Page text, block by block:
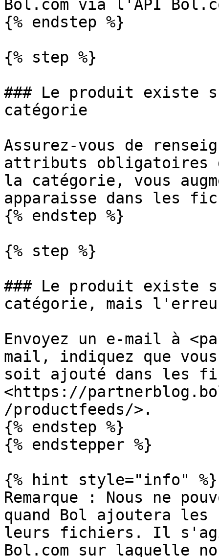
Bol.com via l'API
{% endstep %}
{% step %}
### Le produit existe
catégorie
Assurez-vous de
attributs obligatoires
la catégorie, vous
apparaisse dans les
{% endstep %}
{% step %}
### Le produit existe
catégorie, mais
Envoyez un e‑mail à
mail, indiquez que
soit ajouté dans les
<https://
/productfeeds/>.
{% endstep %}
{% endstepper %}
{% hint style="info" %}
Remarque : Nous ne
quand Bol ajoutera les
leurs fichiers. Il
Bol.com sur laquelle